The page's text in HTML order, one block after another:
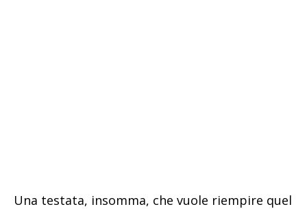
Una testata, insomma, che vuole riempire quel